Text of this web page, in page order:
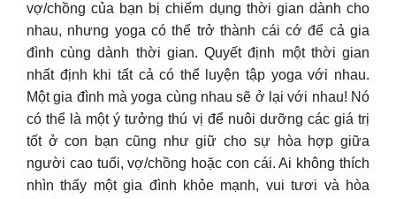
vợ/chồng của bạn bị chiếm dụng thời gian dành cho
nhau, nhưng yoga có thể trở thành cái cớ để cả gia
đình cùng dành thời gian. Quyết định một thời gian
nhất định khi tất cả có thể luyện tập yoga với nhau.
Một gia đình mà yoga cùng nhau sẽ ở lại với nhau! Nó
có thể là một ý tưởng thú vị để nuôi dưỡng các giá trị
tốt ở con bạn cũng như giữ cho sự hòa hợp giữa
người cao tuổi, vợ/chồng hoặc con cái. Ai không thích
nhìn thấy một gia đình khỏe mạnh, vui tươi và hòa